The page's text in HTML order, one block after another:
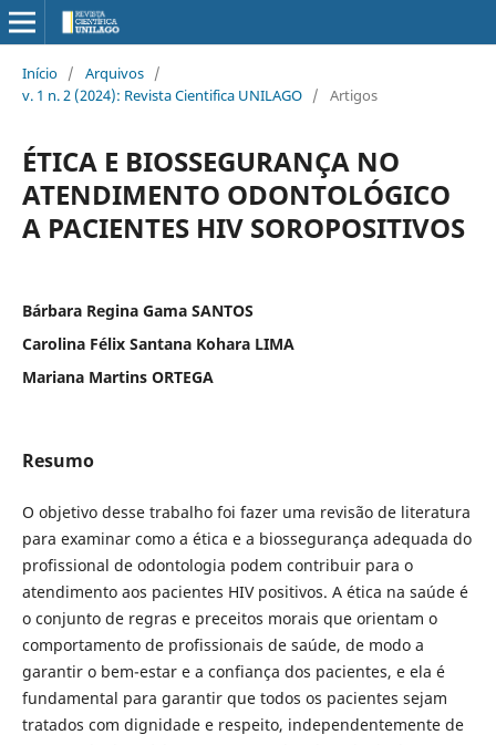
Início / Arquivos /
v. 1 n. 2 (2024): Revista Cientifica UNILAGO / Artigos
ÉTICA E BIOSSEGURANÇA NO
ATENDIMENTO ODONTOLÓGICO
A PACIENTES HIV SOROPOSITIVOS
Bárbara Regina Gama SANTOS
Carolina Félix Santana Kohara LIMA
Mariana Martins ORTEGA
Resumo
O objetivo desse trabalho foi fazer uma revisão de literatura
para examinar como a ética e a biossegurança adequada do
profissional de odontologia podem contribuir para o
atendimento aos pacientes HIV positivos. A ética na saúde é
o conjunto de regras e preceitos morais que orientam o
comportamento de profissionais de saúde, de modo a
garantir o bem-estar e a confiança dos pacientes, e ela é
fundamental para garantir que todos os pacientes sejam
tratados com dignidade e respeito, independentemente de